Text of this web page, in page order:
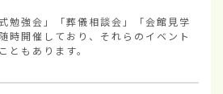
勉強会」「葬儀相談会」「会館見学
時開催しており、それらのイベント
ともあります。